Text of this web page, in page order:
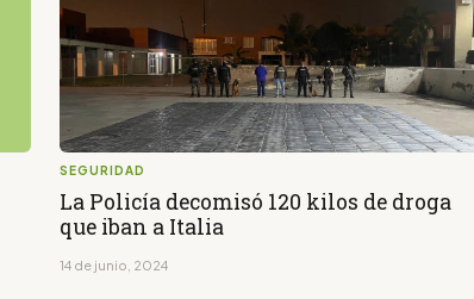
SEGURIDAD
La Policía decomisó 120 kilos de droga
que iban a Italia
14 de junio, 2024